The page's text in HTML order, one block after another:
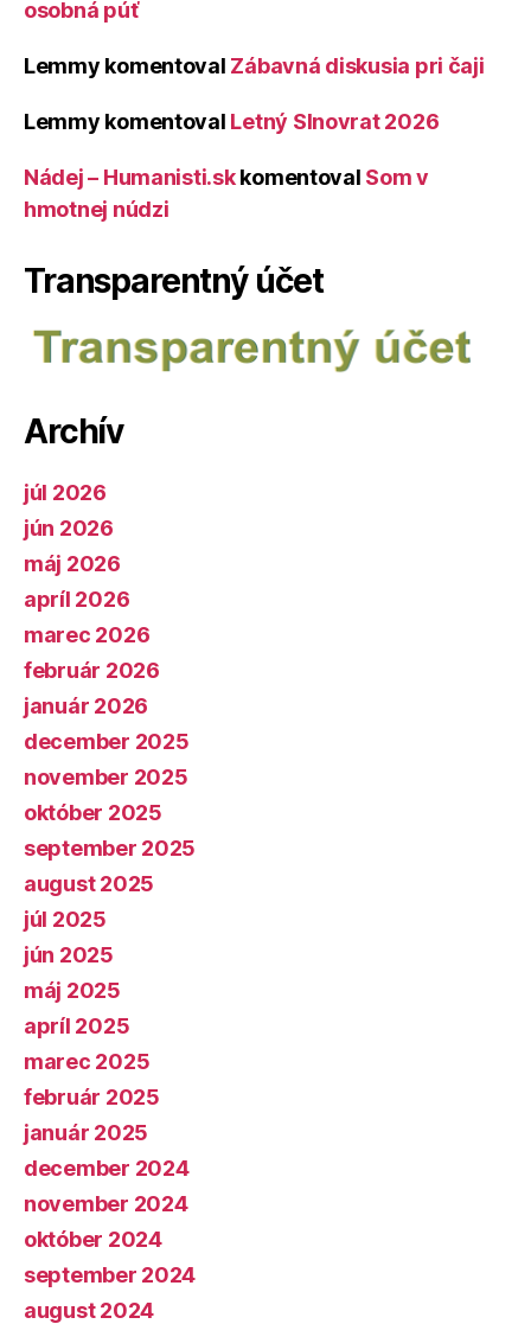
osobná púť
Lemmy komentoval Zábavná diskusia pri čaji
Lemmy komentoval Letný Slnovrat 2026
Nádej – Humanisti.skkomentoval Som v
hmotnej núdzi
Transparentný účet
Archív
júl 2026
jún 2026
máj 2026
apríl 2026
marec 2026
február 2026
január 2026
december 2025
november 2025
október 2025
september 2025
august 2025
júl 2025
jún 2025
máj 2025
apríl 2025
marec 2025
február 2025
január 2025
december 2024
november 2024
október 2024
september 2024
august 2024